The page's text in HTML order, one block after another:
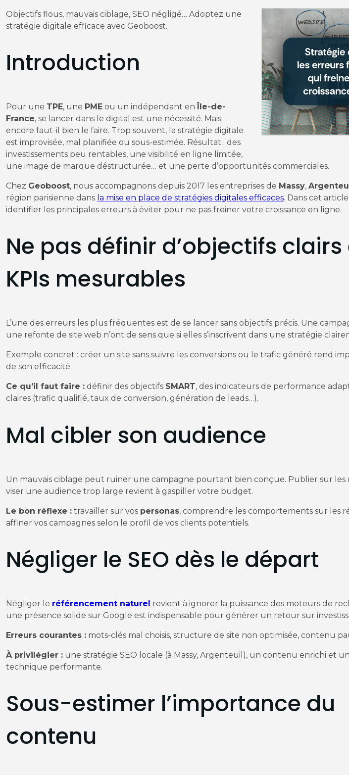
Objectifs flous, mauvais ciblage, SEO négligé… Adoptez une
stratégie digitale efficace avec Geoboost.
Introduction
Pour une TPE, une PME ou un indépendant enÎle-de-
France, se lancer dans le digital est une nécessité. Mais
encore faut-il bien le faire. Trop souvent, la stratégie digitale
est improvisée, mal planifiée ou sous-estimée. Résultat : des
investissements peu rentables, une visibilité en ligne limitée,
une image de marque déstructurée… et une perte d’opportunités commerciales.
Chez Geoboost, nous accompagnons depuis 2017 les entreprises de Massy,
région parisienne dans la mise en place de stratégies digitales efficaces. Dans cet
identifier les principales erreurs à éviter pour ne pas freiner votre croissance en ligne.
Ne pas définir d’objectifs clairs
KPIs mesurables
L’une des erreurs les plus fréquentes est de se lancer sans objectifs précis. Une
une refonte de site web n’ont de sens que si elles s’inscrivent dans une stratégie
Exemple concret : créer un site sans suivre les conversions ou le trafic généré rend
de son efficacité.
Ce qu’il faut faire : définir des objectifs SMART, des indicateurs de performance
claires (trafic qualifié, taux de conversion, génération de leads…).
Mal cibler son audience
Un mauvais ciblage peut ruiner une campagne pourtant bien conçue. Publier sur les
viser une audience trop large revient à gaspiller votre budget.
Le bon réflexe : travailler sur vos personas, comprendre les comportements sur les
affiner vos campagnes selon le profil de vos clients potentiels.
Négliger le SEO dès le départ
Négliger le référencement naturel revient à ignorer la puissance des moteurs de
une présence solide sur Google est indispensable pour générer un retour sur
Erreurs courantes : mots-clés mal choisis, structure de site non optimisée, contenu
À privilégier : une stratégie SEO locale (à Massy, Argenteuil), un contenu enrichi et
technique performante.
Sous-estimer l’importance du
contenu